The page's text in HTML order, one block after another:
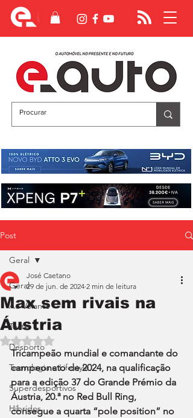
Post
Geral
Ao Volante
Teste
Desporto
Tecnologia e Lifestyle
Superdesportivos
Híbridos
Geral
Max sem rivais na
Áustria
José Caetano
29 de jun. de 2024 2 min de leitura
Avaliado com NaN de 5 estrelas.
Tricampeão mundial e comandante do
campeonato de 2024, na qualificação
para a edição 37 do Grande Prémio da
Áustria, 20.ª no Red Bull Ring,
consegue a quarta “pole position” no